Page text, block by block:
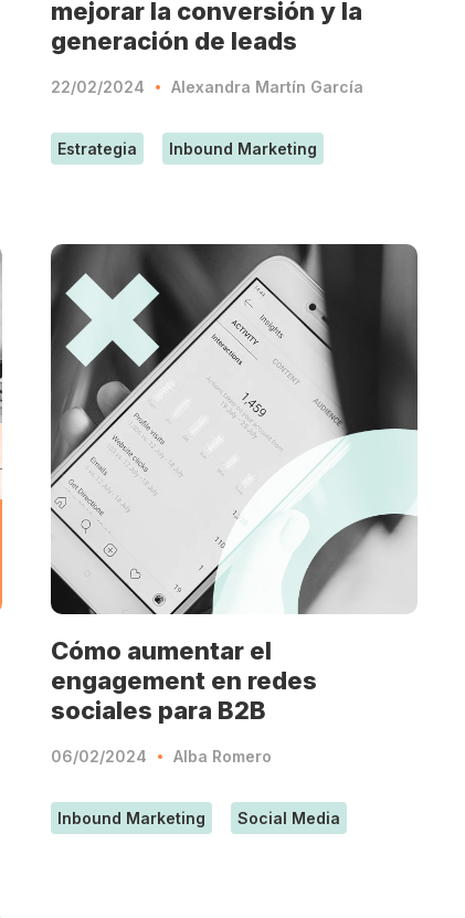
mejorar la conversión y la
generación de leads
22/02/2024 Alexandra Martín García
Estrategia Inbound Marketing
Cómo aumentar el
engagement en redes
sociales para B2B
06/02/2024 Alba Romero
Inbound Marketing Social Media